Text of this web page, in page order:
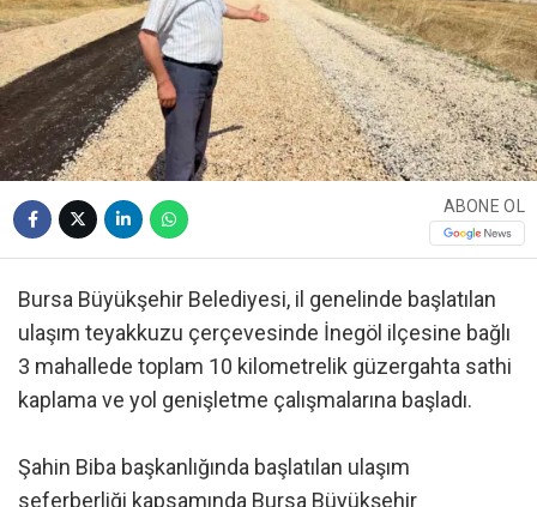
ABONE OL
Bursa Büyükşehir Belediyesi, il genelinde başlatılan
ulaşım teyakkuzu çerçevesinde İnegöl ilçesine bağlı
3 mahallede toplam 10 kilometrelik güzergahta sathi
kaplama ve yol genişletme çalışmalarına başladı.
Şahin Biba başkanlığında başlatılan ulaşım
seferberliği kapsamında Bursa Büyükşehir